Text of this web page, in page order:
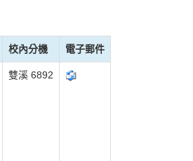
校內分機 電子郵件
雙溪 6892